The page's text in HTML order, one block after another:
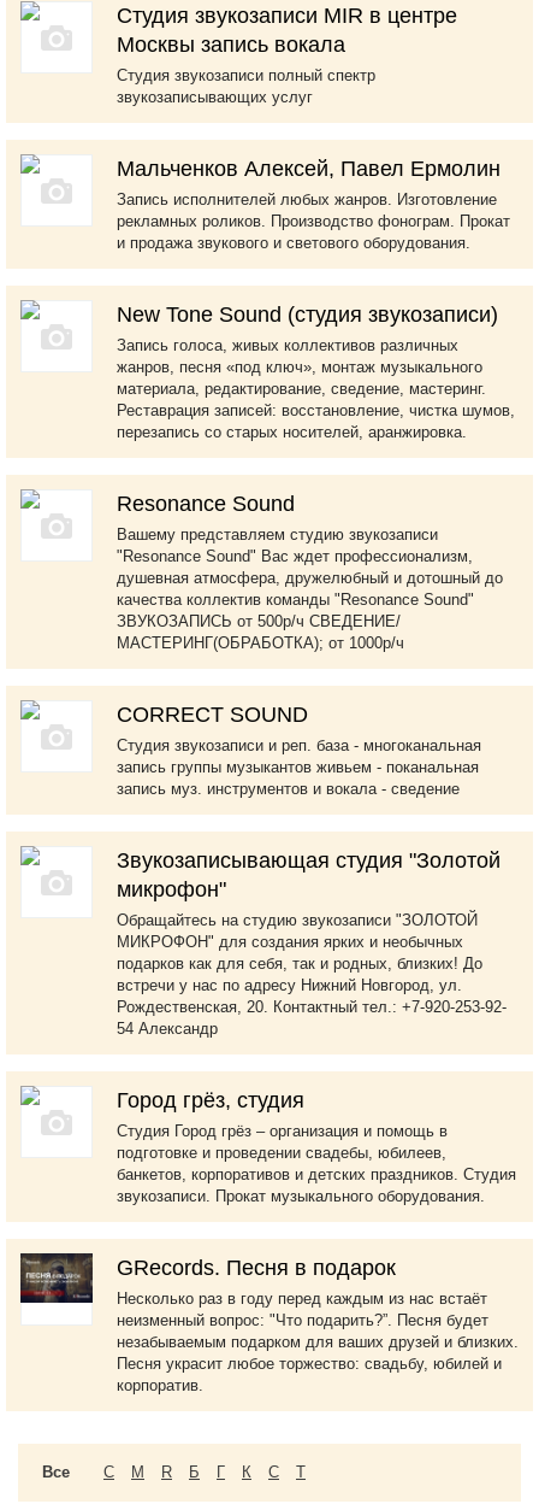
Студия звукозаписи MIR в центре
Москвы запись вокала
Студия звукозаписи полный спектр
звукозаписывающих услуг
Мальченков Алексей, Павел Ермолин
Запись исполнителей любых жанров. Изготовление
рекламных роликов. Производство фонограм. Прокат
и продажа звукового и светового оборудования.
New Tone Sound (студия звукозаписи)
Запись голоса, живых коллективов различных
жанров, песня «под ключ», монтаж музыкального
материала, редактирование, сведение, мастеринг.
Реставрация записей: восстановление, чистка шумов,
перезапись со старых носителей, аранжировка.
Resonance Sound
Вашему представляем студию звукозаписи
"Resonance Sound" Вас ждет профессионализм,
душевная атмосфера, дружелюбный и дотошный до
качества коллектив команды "Resonance Sound"
ЗВУКОЗАПИСЬ от 500р/ч СВЕДЕНИЕ/
МАСТЕРИНГ(ОБРАБОТКА); от 1000р/ч
CORRECT SOUND
Студия звукозаписи и реп. база - многоканальная
запись группы музыкантов живьем - поканальная
запись муз. инструментов и вокала - сведение
Звукозаписывающая студия "Золотой
микрофон"
Обращайтесь на студию звукозаписи "ЗОЛОТОЙ
МИКРОФОН" для создания ярких и необычных
пoдaрков как для себя, так и родных, близких! До
встречи у нас по адресу Нижний Новгород, ул.
Рождественская, 20. Контактный тел.: +7-920-253-92-
54 Александр
Город грёз, студия
Студия Город грёз – организация и помощь в
подготовке и проведении свадебы, юбилеев,
банкетов, корпоративов и детских праздников. Студия
звукозаписи. Прокат музыкального оборудования.
GRecords. Песня в подарок
Несколько раз в году перед каждым из нас встаёт
неизменный вопрос: "Что подарить?”. Песня будет
незабываемым подарком для ваших друзей и близких.
Песня украсит любое торжество: свадьбу, юбилей и
корпоратив.
Все C M R Б Г К С Т